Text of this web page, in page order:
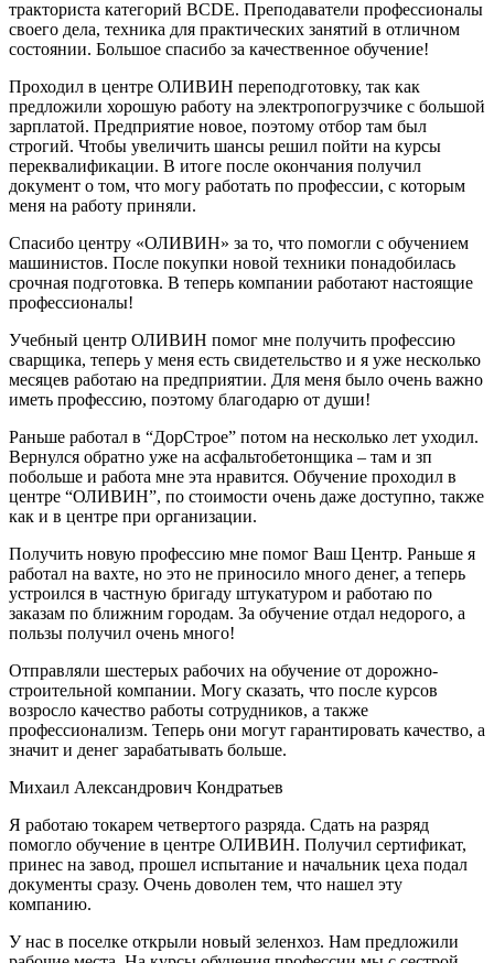
тракториста категорий BCDE. Преподаватели профессионалы
своего дела, техника для практических занятий в отличном
состоянии. Большое спасибо за качественное обучение!
Проходил в центре ОЛИВИН переподготовку, так как
предложили хорошую работу на электропогрузчике с большой
зарплатой. Предприятие новое, поэтому отбор там был
строгий. Чтобы увеличить шансы решил пойти на курсы
переквалификации. В итоге после окончания получил
документ о том, что могу работать по профессии, с которым
меня на работу приняли.
Спасибо центру «ОЛИВИН» за то, что помогли с обучением
машинистов. После покупки новой техники понадобилась
срочная подготовка. В теперь компании работают настоящие
профессионалы!
Учебный центр ОЛИВИН помог мне получить профессию
сварщика, теперь у меня есть свидетельство и я уже несколько
месяцев работаю на предприятии. Для меня было очень важно
иметь профессию, поэтому благодарю от души!
Раньше работал в “ДорСтрое” потом на несколько лет уходил.
Вернулся обратно уже на асфальтобетонщика – там и зп
побольше и работа мне эта нравится. Обучение проходил в
центре “ОЛИВИН”, по стоимости очень даже доступно, также
как и в центре при организации.
Получить новую профессию мне помог Ваш Центр. Раньше я
работал на вахте, но это не приносило много денег, а теперь
устроился в частную бригаду штукатуром и работаю по
заказам по ближним городам. За обучение отдал недорого, а
пользы получил очень много!
Отправляли шестерых рабочих на обучение от дорожно-
строительной компании. Могу сказать, что после курсов
возросло качество работы сотрудников, а также
профессионализм. Теперь они могут гарантировать качество, а
значит и денег зарабатывать больше.
Михаил Александрович Кондратьев
Я работаю токарем четвертого разряда. Сдать на разряд
помогло обучение в центре ОЛИВИН. Получил сертификат,
принес на завод, прошел испытание и начальник цеха подал
документы сразу. Очень доволен тем, что нашел эту
компанию.
У нас в поселке открыли новый зеленхоз. Нам предложили